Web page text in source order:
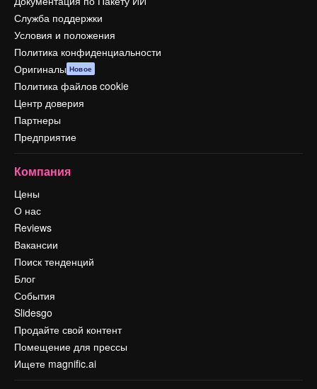
Служба поддержки
Условия и положения
Политика конфиденциальности
Оригиналы Новое
Политика файлов cookie
Центр доверия
Партнеры
Предприятие
Компания
Цены
О нас
Reviews
Вакансии
Поиск тенденций
Блог
События
Slidesgo
Продайте свой контент
Помещение для прессы
Ищете magnific.ai